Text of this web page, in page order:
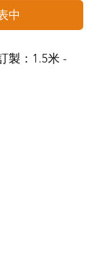
中
製：1.5米 -